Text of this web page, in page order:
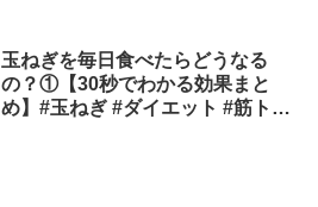
玉ねぎを毎日食べたらどうなる
の？①【30秒でわかる効果まと
め】#玉ねぎ #ダイエット #筋トレ